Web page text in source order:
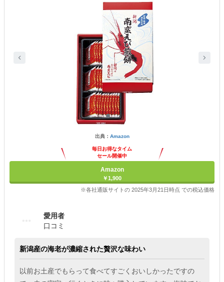
出典： Amazon
毎日お得なタイム
セール開催中
Amazon
￥1,900
※各社通販サイトの 2025年3月21日時点 での税込価格
愛用者
口コミ
新潟産の海老が濃縮された贅沢な味わい
以前お土産でもらって食べてすごくおいしかったですの